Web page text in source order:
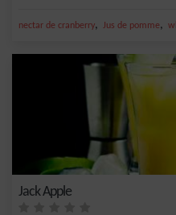
nectar de cranberry, Jus de pomme,
Jack Apple